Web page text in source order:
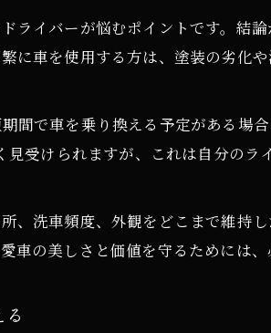
新車コーティング後の後悔を防ぐ
カーコーティングの必要性を見極
カーコーティングで得られる実際
車コーティングの長所と短所を知
カーコーティングで塗装を守る理
車 コーティング メリットの本質と
新車コーティングの後悔を防ぐ賢い
ライバーが悩むポイントです。結
に車を使用する方は、塗装の劣化
間で車を乗り換える予定がある場
受けられますが、これは自分の
、洗車頻度、外観をどこまで維持
車の美しさと価値を守るためには、